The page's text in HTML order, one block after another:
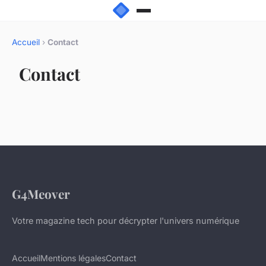
Accueil › Contact
Contact
G4Meover
Votre magazine tech pour décrypter l'univers numérique
AccueilMentions légalesContact